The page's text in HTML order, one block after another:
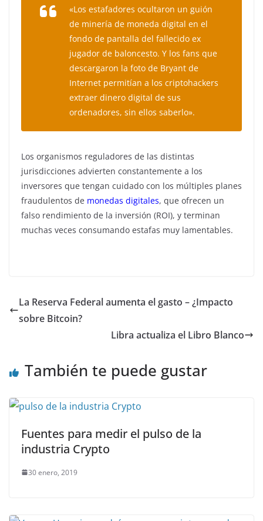
«Los estafadores ocultaron un guión
de minería de moneda digital en el
fondo de pantalla del fallecido ex
jugador de baloncesto. Y los fans que
descargaron la foto de Bryant de
Internet permitían a los criptohackers
extraer dinero digital de sus
ordenadores, sin ellos saberlo».
Los organismos reguladores de las distintas
jurisdicciones advierten constantemente a los
inversores que tengan cuidado con los múltiples planes
fraudulentos de monedas digitales, que ofrecen un
falso rendimiento de la inversión (ROI), y terminan
muchas veces consumando estafas muy lamentables.
La Reserva Federal aumenta el gasto – ¿Impacto
sobre Bitcoin?
Libra actualiza el Libro Blanco
También te puede gustar
Fuentes para medir el pulso de la
industria Crypto
30 enero, 2019